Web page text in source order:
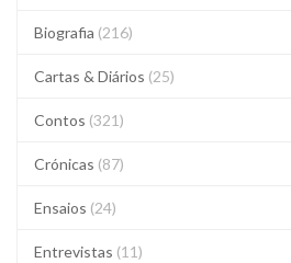
Biografia (216)
Cartas & Diários (25)
Contos (321)
Crónicas (87)
Ensaios (24)
Entrevistas (11)